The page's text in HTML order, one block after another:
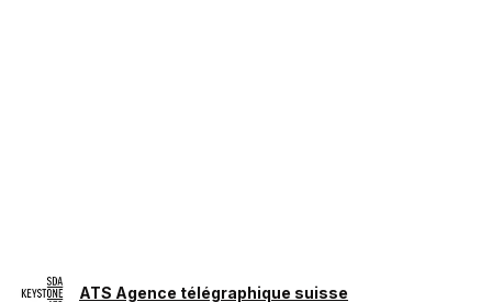
ATS Agence télégraphique suisse